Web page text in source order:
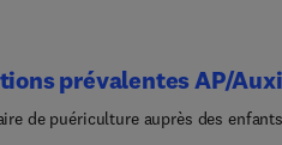
Ihre Patientinnen und
der wichtigsten „Klinischen
prévalentes AP/
de puériculture auprès des